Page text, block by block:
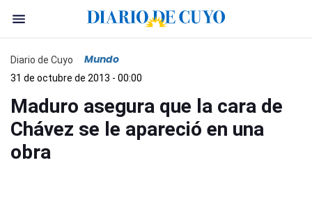
Diario de Cuyo Mundo
31 de octubre de 2013 - 00:00
Maduro asegura que la cara de
Chávez se le apareció en una
obra